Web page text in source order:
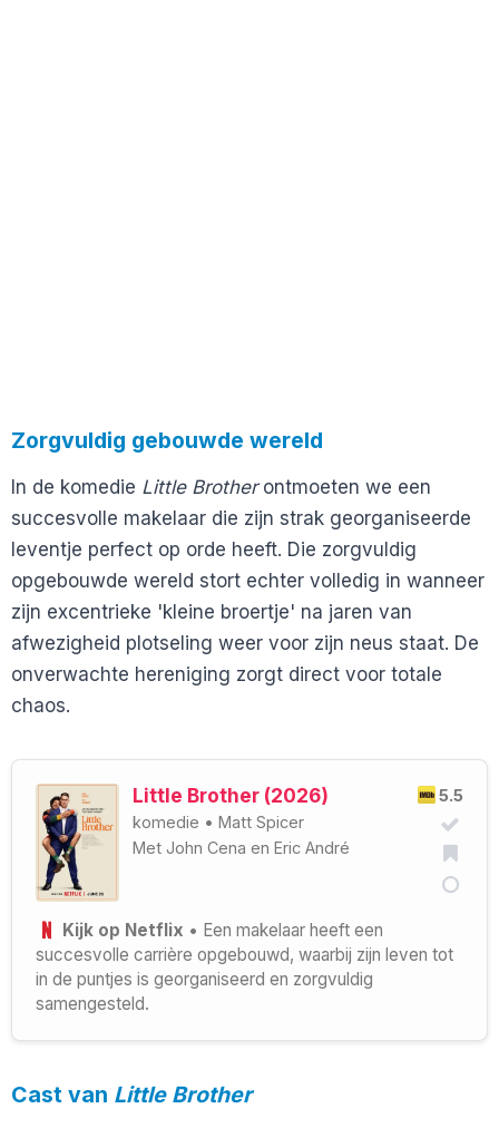
Zorgvuldig gebouwde wereld
In de komedie Little Brotherontmoeten we een
succesvolle makelaar die zijn strak georganiseerde
leventje perfect op orde heeft. Die zorgvuldig
opgebouwde wereld stort echter volledig in wanneer
zijn excentrieke 'kleine broertje' na jaren van
afwezigheid plotseling weer voor zijn neus staat. De
onverwachte hereniging zorgt direct voor totale
chaos.
5.5
Little Brother (2026)
komedie • Matt Spicer
Met John Cena en Eric André
Kijk op Netflix • Een makelaar heeft een
succesvolle carrière opgebouwd, waarbij zijn leven tot
in de puntjes is georganiseerd en zorgvuldig
samengesteld.
Cast van Little Brother